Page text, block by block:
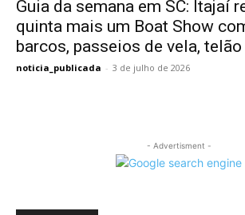
Guia da semana em SC: Itajaí
quinta mais um Boat Show
barcos, passeios de vela, telão
noticia_publicada - 3 de julho de 2026
- Advertisment -